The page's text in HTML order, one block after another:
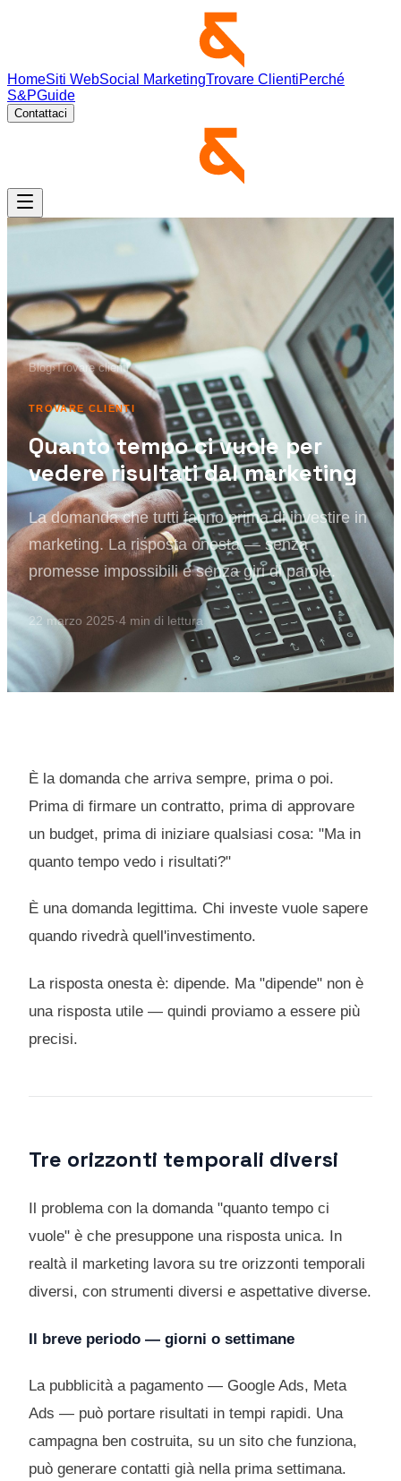
HomeSiti WebSocial MarketingTrovare ClientiPerché
S&PGuide
Contattaci
Blog›Trovare clienti
TROVARE CLIENTI
Quanto tempo ci vuole per
vedere risultati dal marketing
La domanda che tutti fanno prima di investire in
marketing. La risposta onesta — senza
promesse impossibili e senza giri di parole.
22 marzo 2025·4 min di lettura
È la domanda che arriva sempre, prima o poi.
Prima di firmare un contratto, prima di approvare
un budget, prima di iniziare qualsiasi cosa: "Ma in
quanto tempo vedo i risultati?"
È una domanda legittima. Chi investe vuole sapere
quando rivedrà quell'investimento.
La risposta onesta è: dipende. Ma "dipende" non è
una risposta utile — quindi proviamo a essere più
precisi.
Tre orizzonti temporali diversi
Il problema con la domanda "quanto tempo ci
vuole" è che presuppone una risposta unica. In
realtà il marketing lavora su tre orizzonti temporali
diversi, con strumenti diversi e aspettative diverse.
Il breve periodo — giorni o settimane
La pubblicità a pagamento — Google Ads, Meta
Ads — può portare risultati in tempi rapidi. Una
campagna ben costruita, su un sito che funziona,
può generare contatti già nella prima settimana.